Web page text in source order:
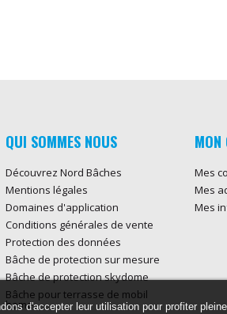
d'accepter leur utilisation pour profiter
QUI SOMMES NOUS
Découvrez Nord Bâches
Mentions légales
Domaines d'application
Conditions générales de vente
Protection des données
Bâche de protection sur mesure
Bâche de protection skydome
Bâche pour terrasse de mobil
home
MON
Mes
Mes
Mes